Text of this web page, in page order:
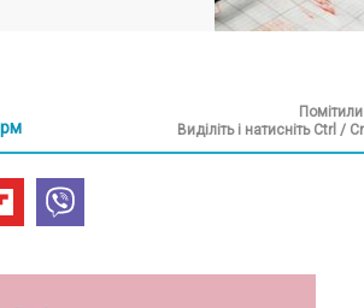
Виділіть і натисніть Ctrl /